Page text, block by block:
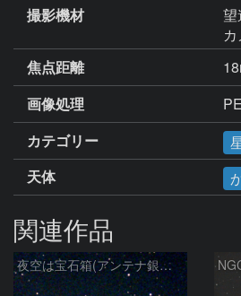
撮影機材
望
焦点距離
画像処理
カテゴリー
天体
関連作品
夜空は宝石箱(アンテナ銀河 NGC4038) Seestar50